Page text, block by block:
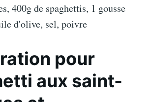
400g de spaghettis, 1 gousse
d'olive, sel, poivre
pour
aux saint-